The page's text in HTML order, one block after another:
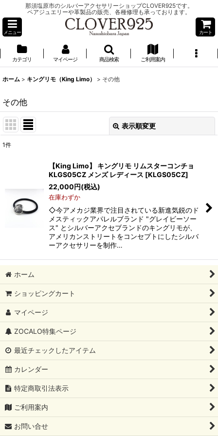
那須塩原市のシルバーアクセサリーショップCLOVER925です。
ペアジュエリーや革製品の販売、各種修理も承っております。
メニュー カート
カテゴリ マイページ 商品検索 ご利用案内
ホーム > キングリモ（King Limo） > その他
その他
表示順変更
絞り込む
1件
【King Limo】 キングリモ リムスターコンチョ
KLGS05CZ メンズ レディース [KLGS05CZ]
22,000円(税込)
在庫わずか
◇今アメカジ業界で注目されている新進気鋭のド
メスティックアパレルブランド "グレイビーソー
ス" とシルバーアクセブランドのキングリモが、
アメリカンストリートをコンセプトにしたシルバ
ーアクセサリーを制作…
ホーム
ショッピングカート
マイページ
ZOCALO特集ページ
最近チェックしたアイテム
カレンダー
特定商取引法表示
ご利用案内
お問い合せ